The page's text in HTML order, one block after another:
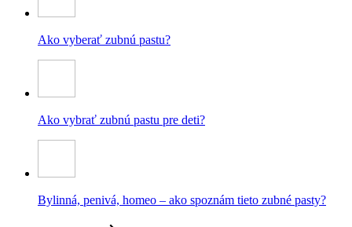
Ako vyberať zubnú pastu?
Ako vybrať zubnú pastu pre deti?
Bylinná, penivá, homeo – ako spoznám tieto zubné pasty?